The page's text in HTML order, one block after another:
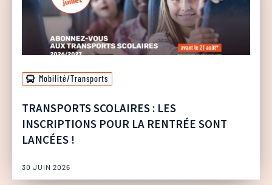
Mobilité/Transports
TRANSPORTS SCOLAIRES : LES
INSCRIPTIONS POUR LA RENTRÉE SONT
LANCÉES !
30 JUIN 2026